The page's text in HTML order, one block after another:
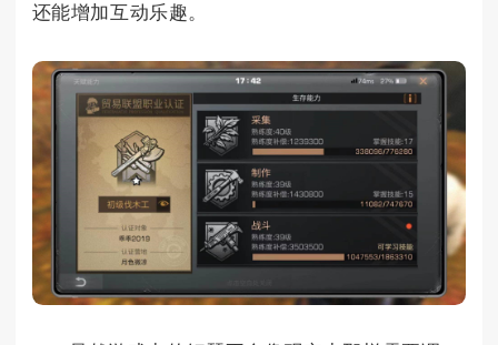
还能增加互动乐趣。